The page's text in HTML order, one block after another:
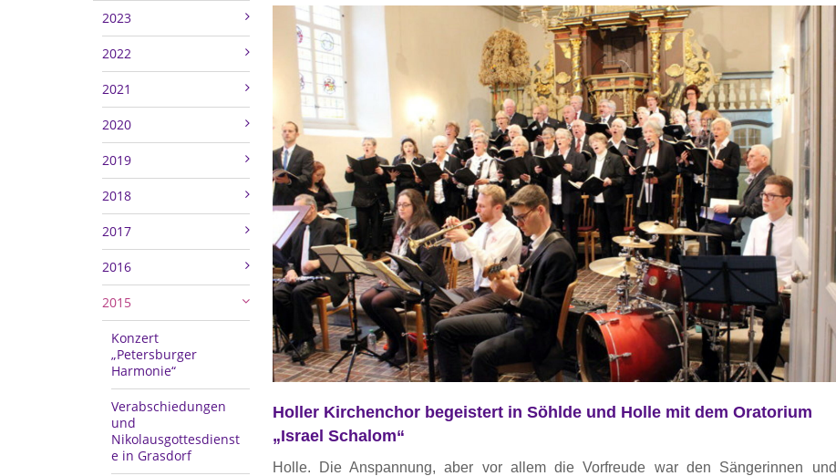
2023
2022
2021
2020
2019
2018
2017
2016
2015
Konzert
„Petersburger
Harmonie“
Verabschiedungen
und
Nikolausgottesdienst
e in Grasdorf
Holler Kirchenchor begeistert in Söhlde und Holle mit dem Oratorium
„Israel Schalom“
Holle. Die Anspannung, aber vor allem die Vorfreude war den Sängerinnen und